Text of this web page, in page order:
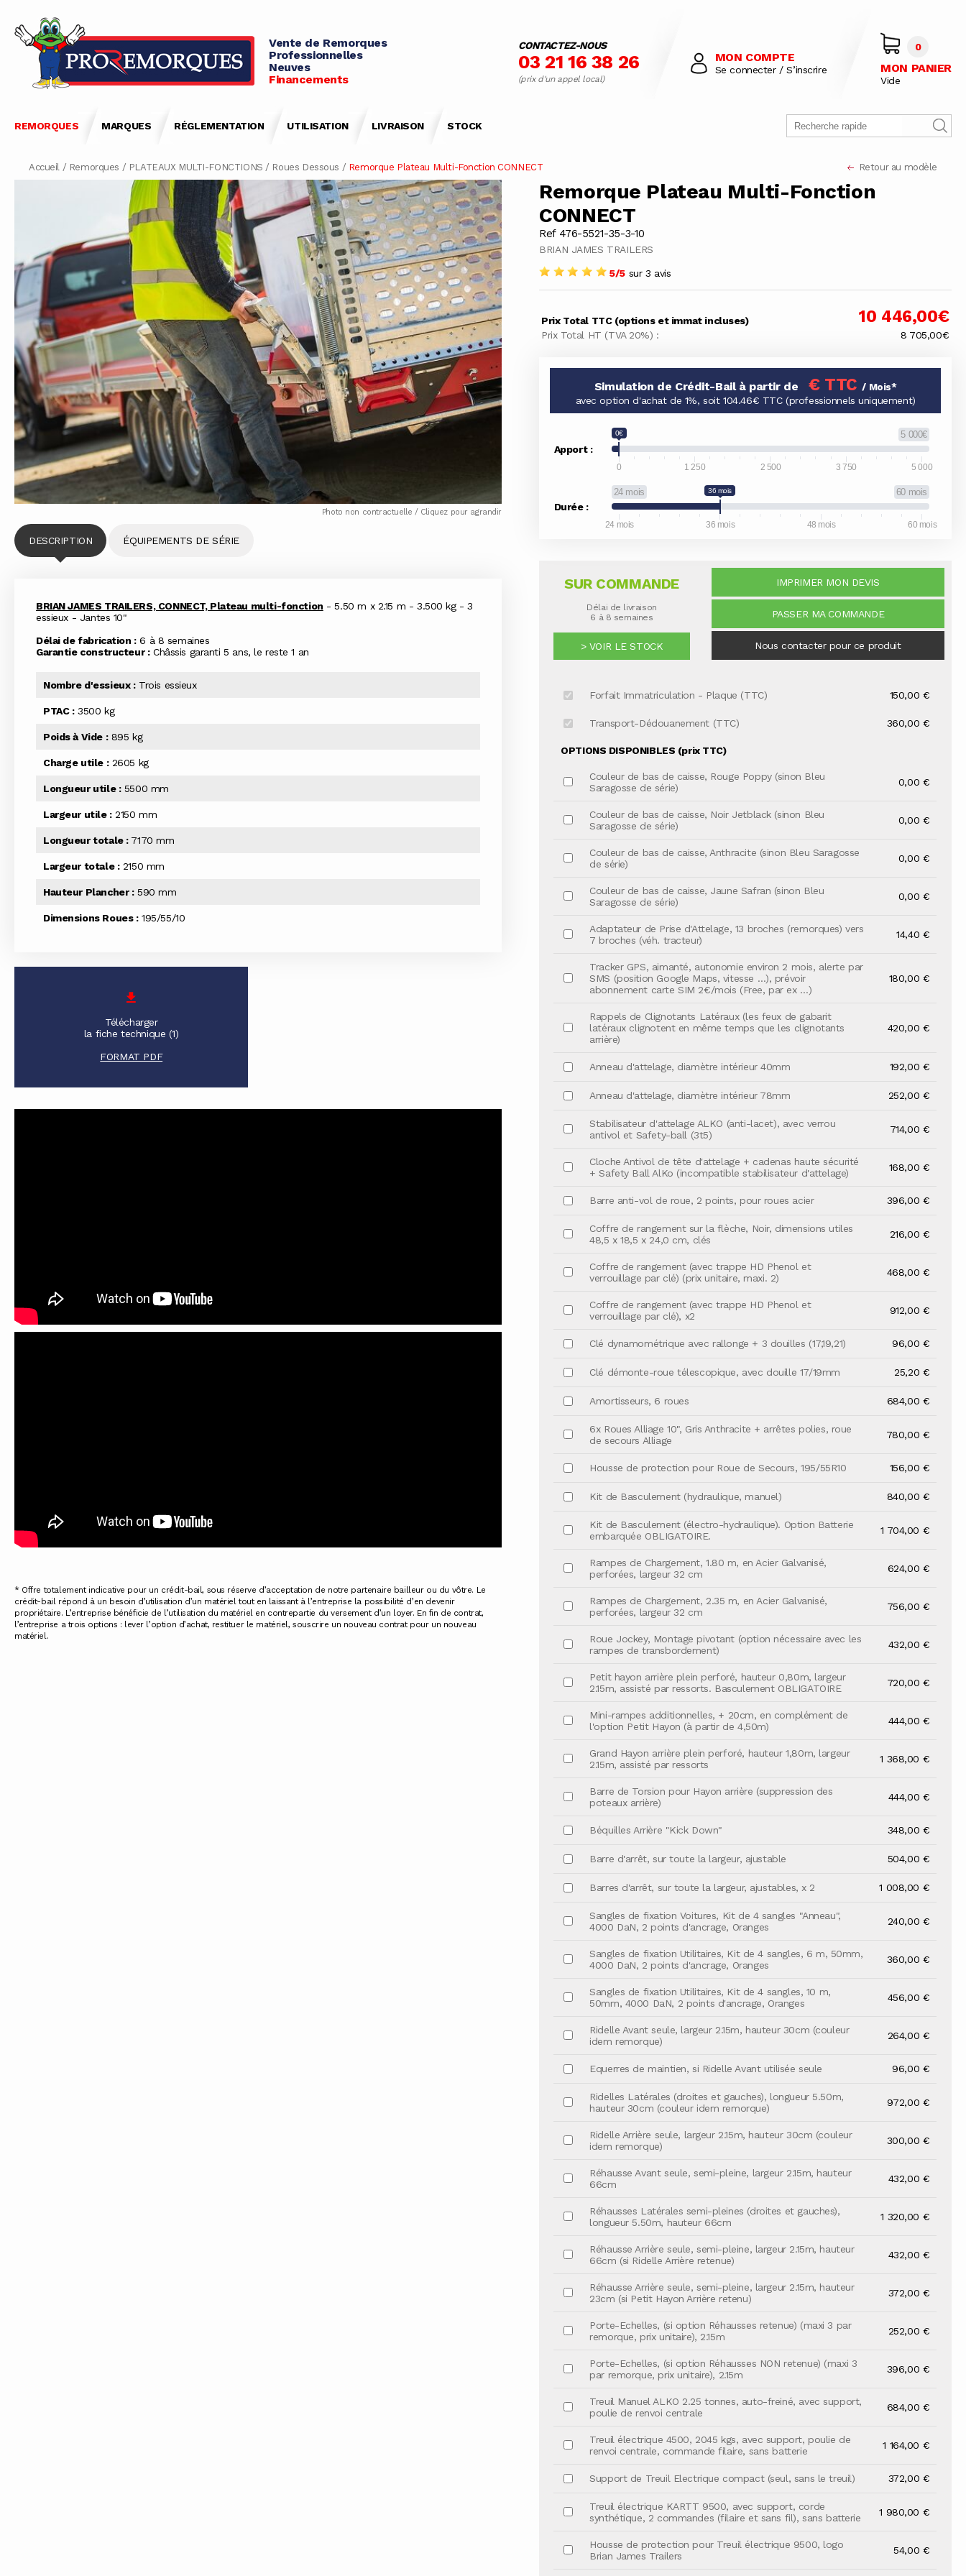
Vente de Remorques
Professionnelles
Neuves
Financements
CONTACTEZ-NOUS
03 21 16 38 26
(prix d'un appel local)
MON COMPTE
Se connecter / S’inscrire
0
MON PANIER
Vide
REMORQUES MARQUES RÉGLEMENTATION UTILISATION LIVRAISON STOCK
Accueil / Remorques / PLATEAUX MULTI-FONCTIONS / Roues Dessous / Remorque Plateau Multi-Fonction CONNECT Retour au modèle
Remorque Plateau Multi-Fonction
CONNECT
Ref 476-5521-35-3-10
BRIAN JAMES TRAILERS
5/5sur 3 avis
Prix Total TTC (options et immat incluses) 10 446,00€
Prix Total HT (TVA 20%) : 8 705,00€
Apport :
5 000€
0€
0 1 250 2 500 3 750 5 000
Durée :
24 mois 60 mois
36 mois
24 mois 36 mois 48 mois 60 mois
Simulation de Crédit-Bail à partir de € TTC/ Mois*
avec option d'achat de 1%, soit 104.46€ TTC (professionnels uniquement)
SUR COMMANDE
Délai de livraison
6 à 8 semaines
> VOIR LE STOCK
IMPRIMER MON DEVIS
PASSER MA COMMANDE
Nous contacter pour ce produit
Forfait Immatriculation - Plaque (TTC) 150,00 €
Transport-Dédouanement (TTC) 360,00 €
OPTIONS DISPONIBLES (prix TTC)
Couleur de bas de caisse, Rouge Poppy (sinon Bleu
Saragosse de série)
0,00 €
Couleur de bas de caisse, Noir Jetblack (sinon Bleu
Saragosse de série)
0,00 €
Couleur de bas de caisse, Anthracite (sinon Bleu Saragosse
de série)
0,00 €
Couleur de bas de caisse, Jaune Safran (sinon Bleu
Saragosse de série)
0,00 €
Adaptateur de Prise d'Attelage, 13 broches (remorques) vers
7 broches (véh. tracteur)
14,40 €
Tracker GPS, aimanté, autonomie environ 2 mois, alerte par
SMS (position Google Maps, vitesse …), prévoir
abonnement carte SIM 2€/mois (Free, par ex …)
180,00 €
Rappels de Clignotants Latéraux (les feux de gabarit
latéraux clignotent en même temps que les clignotants
arrière)
420,00 €
Anneau d'attelage, diamètre intérieur 40mm 192,00 €
Anneau d'attelage, diamètre intérieur 78mm 252,00 €
Stabilisateur d'attelage ALKO (anti-lacet), avec verrou
antivol et Safety-ball (3t5)
714,00 €
Cloche Antivol de tête d'attelage + cadenas haute sécurité
+ Safety Ball AlKo (incompatible stabilisateur d'attelage)
168,00 €
Barre anti-vol de roue, 2 points, pour roues acier 396,00 €
Coffre de rangement sur la flèche, Noir, dimensions utiles
48,5 x 18,5 x 24,0 cm, clés
216,00 €
Coffre de rangement (avec trappe HD Phenol et
verrouillage par clé) (prix unitaire, maxi. 2)
468,00 €
Coffre de rangement (avec trappe HD Phenol et
verrouillage par clé), x2
912,00 €
Clé dynamométrique avec rallonge + 3 douilles (17,19,21) 96,00 €
Clé démonte-roue télescopique, avec douille 17/19mm 25,20 €
Amortisseurs, 6 roues 684,00 €
6x Roues Alliage 10", Gris Anthracite + arrêtes polies, roue
de secours Alliage
780,00 €
Housse de protection pour Roue de Secours, 195/55R10 156,00 €
Kit de Basculement (hydraulique, manuel) 840,00 €
Kit de Basculement (électro-hydraulique). Option Batterie
embarquée OBLIGATOIRE.
1 704,00 €
Rampes de Chargement, 1.80 m, en Acier Galvanisé,
perforées, largeur 32 cm
624,00 €
Rampes de Chargement, 2.35 m, en Acier Galvanisé,
perforées, largeur 32 cm
756,00 €
Roue Jockey, Montage pivotant (option nécessaire avec les
rampes de transbordement)
432,00 €
Petit hayon arrière plein perforé, hauteur 0,80m, largeur
2.15m, assisté par ressorts. Basculement OBLIGATOIRE
720,00 €
Mini-rampes additionnelles, + 20cm, en complément de
l'option Petit Hayon (à partir de 4,50m)
444,00 €
Grand Hayon arrière plein perforé, hauteur 1,80m, largeur
2.15m, assisté par ressorts
1 368,00 €
Barre de Torsion pour Hayon arrière (suppression des
poteaux arrière)
444,00 €
Béquilles Arrière "Kick Down" 348,00 €
Barre d'arrêt, sur toute la largeur, ajustable 504,00 €
Barres d'arrêt, sur toute la largeur, ajustables, x 2 1 008,00 €
Sangles de fixation Voitures, Kit de 4 sangles "Anneau",
4000 DaN, 2 points d'ancrage, Oranges
240,00 €
Sangles de fixation Utilitaires, Kit de 4 sangles, 6 m, 50mm,
4000 DaN, 2 points d'ancrage, Oranges
360,00 €
Sangles de fixation Utilitaires, Kit de 4 sangles, 10 m,
50mm, 4000 DaN, 2 points d'ancrage, Oranges
456,00 €
Ridelle Avant seule, largeur 2.15m, hauteur 30cm (couleur
idem remorque)
264,00 €
Equerres de maintien, si Ridelle Avant utilisée seule 96,00 €
Ridelles Latérales (droites et gauches), longueur 5.50m,
hauteur 30cm (couleur idem remorque)
972,00 €
Ridelle Arrière seule, largeur 2.15m, hauteur 30cm (couleur
idem remorque)
300,00 €
Réhausse Avant seule, semi-pleine, largeur 2.15m, hauteur
66cm
432,00 €
Réhausses Latérales semi-pleines (droites et gauches),
longueur 5.50m, hauteur 66cm
1 320,00 €
Réhausse Arrière seule, semi-pleine, largeur 2.15m, hauteur
66cm (si Ridelle Arrière retenue)
432,00 €
Réhausse Arrière seule, semi-pleine, largeur 2.15m, hauteur
23cm (si Petit Hayon Arrière retenu)
372,00 €
Porte-Echelles, (si option Réhausses retenue) (maxi 3 par
remorque, prix unitaire), 2.15m
252,00 €
Porte-Echelles, (si option Réhausses NON retenue) (maxi 3
par remorque, prix unitaire), 2.15m
396,00 €
Treuil Manuel ALKO 2.25 tonnes, auto-freiné, avec support,
poulie de renvoi centrale
684,00 €
Treuil électrique 4500, 2045 kgs, avec support, poulie de
renvoi centrale, commande filaire, sans batterie
1 164,00 €
Support de Treuil Electrique compact (seul, sans le treuil) 372,00 €
Treuil électrique KARTT 9500, avec support, corde
synthétique, 2 commandes (filaire et sans fil), sans batterie
1 980,00 €
Housse de protection pour Treuil électrique 9500, logo
Brian James Trailers
54,00 €
Photo non contractuelle / Cliquez pour agrandir
DESCRIPTION ÉQUIPEMENTS DE SÉRIE
BRIAN JAMES TRAILERS, CONNECT, Plateau multi-fonction - 5.50 m x 2.15 m - 3.500 kg - 3
essieux - Jantes 10"
Délai de fabrication :6 à 8 semaines
Garantie constructeur :Châssis garanti 5 ans, le reste 1 an
Nombre d'essieux :Trois essieux
PTAC :3500 kg
Poids à Vide :895 kg
Charge utile :2605 kg
Longueur utile :5500 mm
Largeur utile :2150 mm
Longueur totale :7170 mm
Largeur totale :2150 mm
Hauteur Plancher :590 mm
Dimensions Roues :195/55/10
Télécharger
la fiche technique (1)
FORMAT PDF
* Offre totalement indicative pour un crédit-bail, sous réserve d’acceptation de notre partenaire bailleur ou du vôtre. Le
crédit-bail répond à un besoin d’utilisation d’un matériel tout en laissant à l’entreprise la possibilité d’en devenir
propriétaire. L’entreprise bénéficie de l’utilisation du matériel en contrepartie du versement d’un loyer. En fin de contrat,
l’entreprise a trois options : lever l’option d’achat, restituer le matériel, souscrire un nouveau contrat pour un nouveau
matériel.